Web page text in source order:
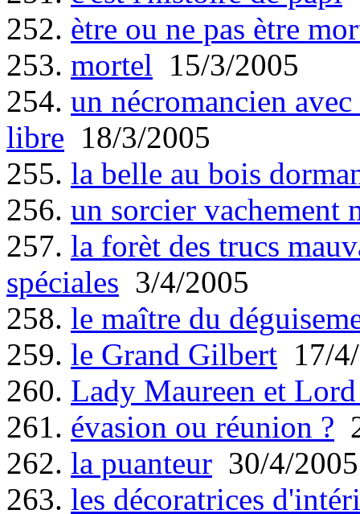
252. ètre ou ne pas ètre
253. mortel 15/3/2005
254. un nécromancien
libre 18/3/2005
255. la belle au bois
256. un sorcier vachement
257. la forèt des trucs
spéciales 3/4/2005
258. le maître du
259. le Grand Gilbert 17/
260. Lady Maureen et
261. évasion ou réunion ?
262. la puanteur 30/4/2005
263. les décoratrices